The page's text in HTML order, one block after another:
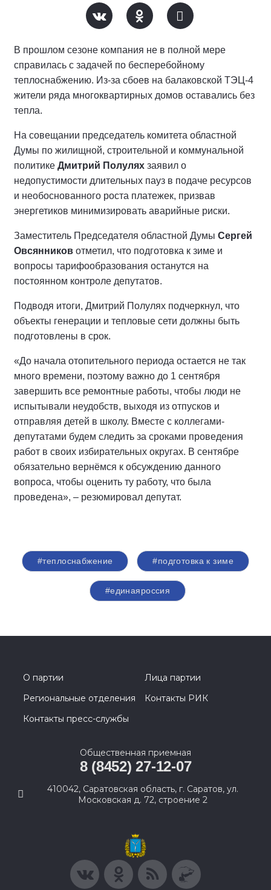
В прошлом сезоне компания не в полной мере
справилась с задачей по бесперебойному
теплоснабжению. Из-за сбоев на балаковской ТЭЦ-4
жители ряда многоквартирных домов оставались без
тепла.
На совещании председатель комитета областной
Думы по жилищной, строительной и коммунальной
политике Дмитрий Полулях заявил о
недопустимости длительных пауз в подаче ресурсов
и необоснованного роста платежек, призвав
энергетиков минимизировать аварийные риски.
Заместитель Председателя областной Думы Сергей
Овсянников отметил, что подготовка к зиме и
вопросы тарифообразования останутся на
постоянном контроле депутатов.
Подводя итоги, Дмитрий Полулях подчеркнул, что
объекты генерации и тепловые сети должны быть
подготовлены в срок.
«До начала отопительного периода остается не так
много времени, поэтому важно до 1 сентября
завершить все ремонтные работы, чтобы люди не
испытывали неудобств, выходя из отпусков и
отправляя детей в школу. Вместе с коллегами-
депутатами будем следить за сроками проведения
работ в своих избирательных округах. В сентябре
обязательно вернёмся к обсуждению данного
вопроса, чтобы оценить ту работу, что была
проведена», – резюмировал депутат.
#теплоснабжение #подготовка к зиме
#единаяроссия
О партии
Лица партии
Региональные отделения
Контакты РИК
Контакты пресс-службы
Общественная приемная
8 (8452) 27-12-07
410042, Саратовская область, г. Саратов, ул.
Московская д. 72, строение 2